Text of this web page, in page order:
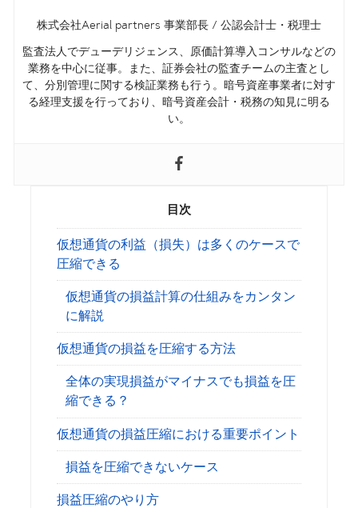
株式会社Aerial partners 事業部長 / 公認会計士・税理士
監査法人でデューデリジェンス、原価計算導入コンサルなどの
業務を中心に従事。また、証券会社の監査チームの主査とし
て、分別管理に関する検証業務も行う。暗号資産事業者に対す
る経理支援を行っており、暗号資産会計・税務の知見に明る
い。
目次
仮想通貨の利益（損失）は多くのケースで
圧縮できる
仮想通貨の損益計算の仕組みをカンタン
に解説
仮想通貨の損益を圧縮する方法
全体の実現損益がマイナスでも損益を圧
縮できる？
仮想通貨の損益圧縮における重要ポイント
損益を圧縮できないケース
損益圧縮のやり方